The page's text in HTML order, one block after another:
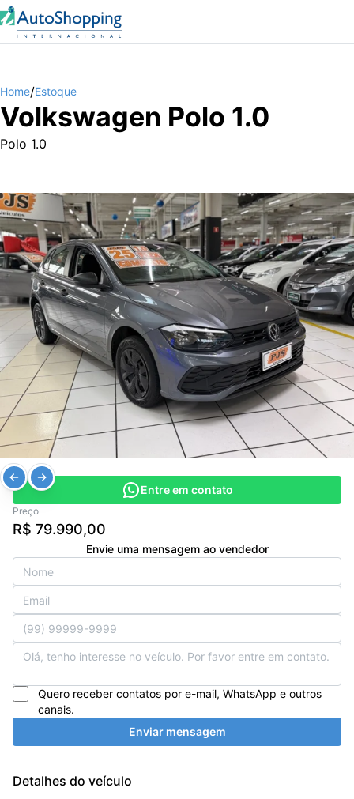
Home/Estoque
Volkswagen Polo 1.0
Polo 1.0
Entre em contato
Preço
R$ 79.990,00
Envie uma mensagem ao vendedor
Quero receber contatos por e-mail, WhatsApp e outros
canais.
Enviar mensagem
Detalhes do veículo